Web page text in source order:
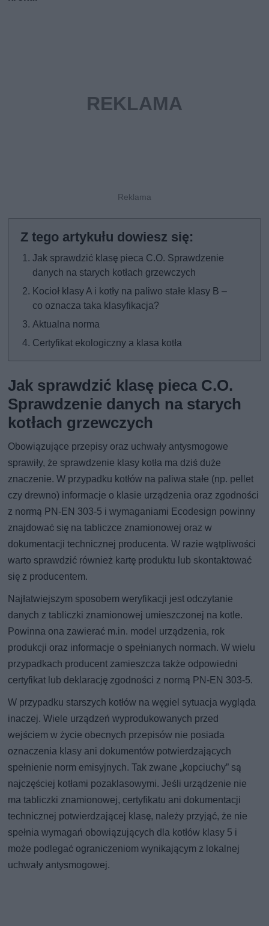
Jak sprawdzić klasę pieca C.O. Sprawdzenie
danych na starych kotłach grzewczych
Kocioł klasy A i kotły na paliwo stałe klasy B –
co oznacza taka klasyfikacja?
Aktualna norma
Certyfikat ekologiczny a klasa kotła
Jak sprawdzić klasę pieca C.O.
Sprawdzenie danych na starych
kotłach grzewczych
Obowiązujące przepisy oraz uchwały antysmogowe
sprawiły, że sprawdzenie klasy kotła ma dziś duże
znaczenie. W przypadku kotłów na paliwa stałe (np. pellet
czy drewno) informacje o klasie urządzenia oraz zgodności
z normą PN-EN 303-5 i wymaganiami Ecodesign powinny
znajdować się na tabliczce znamionowej oraz w
dokumentacji technicznej producenta. W razie wątpliwości
warto sprawdzić również kartę produktu lub skontaktować
się z producentem.
Najłatwiejszym sposobem weryfikacji jest odczytanie
danych z tabliczki znamionowej umieszczonej na kotle.
Powinna ona zawierać m.in. model urządzenia, rok
produkcji oraz informacje o spełnianych normach. W wielu
przypadkach producent zamieszcza także odpowiedni
certyfikat lub deklarację zgodności z normą PN-EN 303-5.
W przypadku starszych kotłów na węgiel sytuacja wygląda
inaczej. Wiele urządzeń wyprodukowanych przed
wejściem w życie obecnych przepisów nie posiada
oznaczenia klasy ani dokumentów potwierdzających
spełnienie norm emisyjnych. Tak zwane „kopciuchy” są
najczęściej kotłami pozaklasowymi. Jeśli urządzenie nie
ma tabliczki znamionowej, certyfikatu ani dokumentacji
technicznej potwierdzającej klasę, należy przyjąć, że nie
spełnia wymagań obowiązujących dla kotłów klasy 5 i
może podlegać ograniczeniom wynikającym z lokalnej
uchwały antysmogowej.